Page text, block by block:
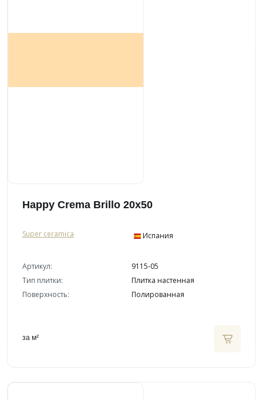
Happy Crema Brillo 20x50
Super ceramica Испания
Артикул:
9115-05
Тип плитки:
Плитка настенная
Поверхность:
Полированная
за м²